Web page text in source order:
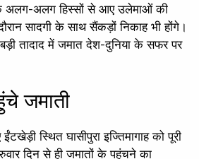
अलग-अलग हिस्सों से आए उलेमाओं की
सादगी के साथ सैंकड़ों निकाह भी होंगे।
तादाद में जमात देश-दुनिया के सफर पर
जमाती
स्थित घासीपुरा इज्तिमागाह को पूरी
दिन से ही जमातों के पहुंचने का